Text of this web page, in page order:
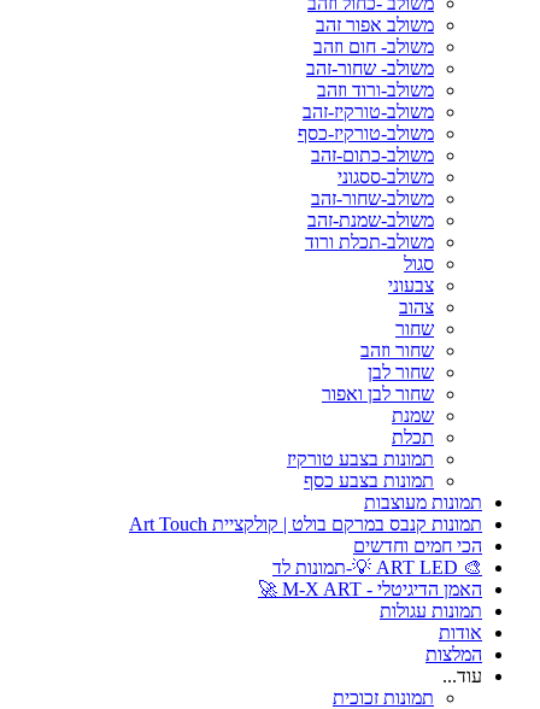
משולב אפור זהב
משולב- חום וזהב
משולב- שחור-זהב
משולב-ורוד וזהב
משולב-טורקיז-זהב
משולב-טורקיז-כסף
משולב-כתום-זהב
משולב-ססגוני
משולב-שחור-זהב
משולב-שמנת-זהב
משולב-תכלת ורוד
סגול
צבעוני
צהוב
שחור
שחור וזהב
שחור לבן
שחור לבן ואפור
שמנת
תכלת
תמונות בצבע טורקיז
תמונות בצבע כסף
תמונות מעוצבות
תמונות קנבס במרקם בולט | קולקציית Art Touch
הכי חמים וחדשים
🎨 ART LED 💡-תמונות לד
האמן הדיגיטלי - M-X ART 🚀
תמונות עגולות
אודות
המלצות
עוד...
תמונות זכוכית